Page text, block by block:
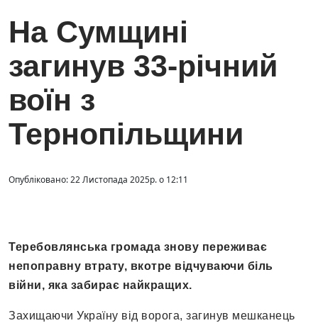
На Сумщині
загинув 33-річний
воїн з
Тернопільщини
Опубліковано: 22 Листопада 2025р. о 12:11
Теребовлянська громада знову переживає
непоправну втрату, вкотре відчуваючи біль
війни, яка забирає найкращих.
Захищаючи Україну від ворога, загинув мешканець